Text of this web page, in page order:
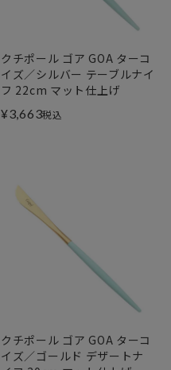
クチポール ゴア GOA ターコ
イズ／シルバー テーブルナイ
フ 22cm マット仕上げ
¥3,663税込
クチポール ゴア GOA ターコ
イズ／ゴールド デザートナ